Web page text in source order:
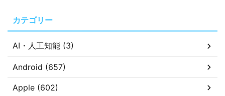
カテゴリー
AI・人工知能 (3)
Android (657)
Apple (602)